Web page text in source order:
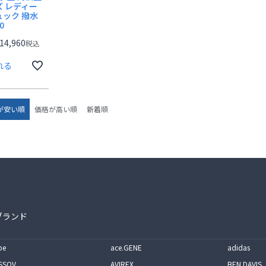
レディー
ック 撥水
14,960税込
る
安い順 価格が高い順 新着順
ンド
ace.GENE
adidas